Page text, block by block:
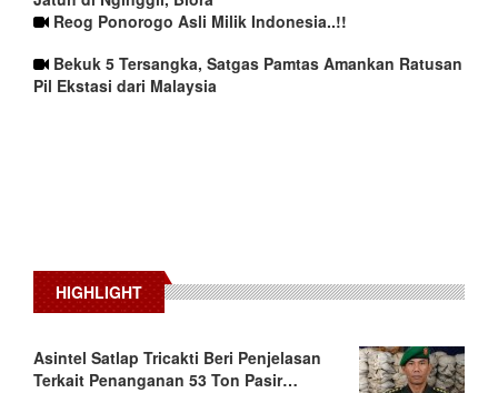
Reog Ponorogo Asli Milik Indonesia..!!
Bekuk 5 Tersangka, Satgas Pamtas Amankan Ratusan
Pil Ekstasi dari Malaysia
HIGHLIGHT
Asintel Satlap Tricakti Beri Penjelasan
Terkait Penanganan 53 Ton Pasir…